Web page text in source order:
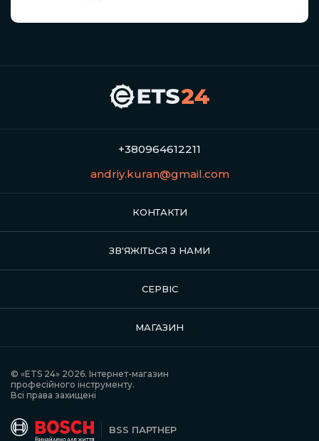
+380964612211
andriy.kuran@gmail.com
КОНТАКТИ
ЗВ'ЯЖІТЬСЯ З НАМИ
СЕРВІС
МАГАЗИН
BSS ПАРТНЕР
© «ETS 24» 2026. Інтернет-магазин
професійного інструменту.
Всі права захищені